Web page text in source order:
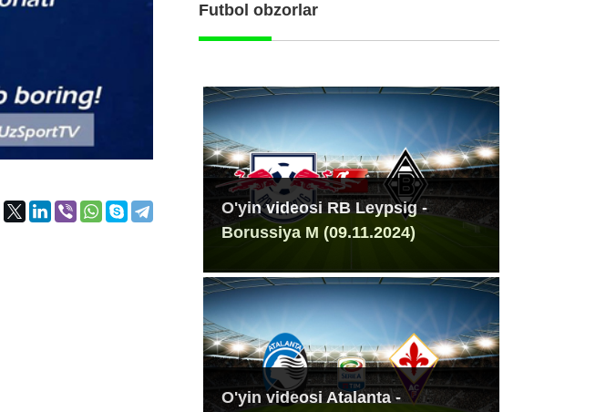
Futbol obzorlar
O'yin videosi RB Leypsig -
Borussiya M (09.11.2024)
O'yin videosi Atalanta -